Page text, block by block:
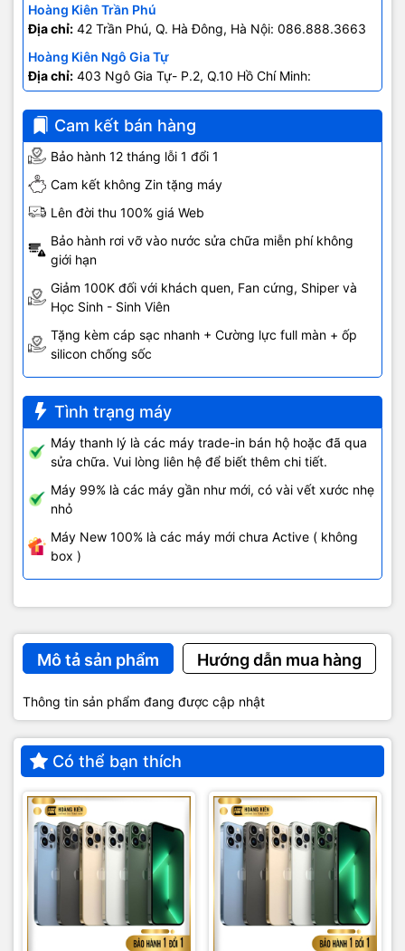
Hoàng Kiên Trần Phú
Địa chỉ: 42 Trần Phú, Q. Hà Đông, Hà Nội: 086.888.3663
Hoàng Kiên Ngô Gia Tự
Địa chỉ: 403 Ngô Gia Tự- P.2, Q.10 Hồ Chí Minh:
0707.678.707
Cam kết bán hàng
Bảo hành 12 tháng lỗi 1 đổi 1
Cam kết không Zin tặng máy
Lên đời thu 100% giá Web
Bảo hành rơi vỡ vào nước sửa chữa miễn phí không
giới hạn
Giảm 100K đối với khách quen, Fan cứng, Shiper và
Học Sinh - Sinh Viên
Tặng kèm cáp sạc nhanh + Cường lực full màn + ốp
silicon chống sốc
Tình trạng máy
Máy thanh lý là các máy trade-in bán hộ hoặc đã qua
sửa chữa. Vui lòng liên hệ để biết thêm chi tiết.
Máy 99% là các máy gần như mới, có vài vết xước nhẹ
nhỏ
Máy New 100% là các máy mới chưa Active ( không
box )
Mô tả sản phẩm Hướng dẫn mua hàng
Thông tin sản phẩm đang được cập nhật
Có thể bạn thích